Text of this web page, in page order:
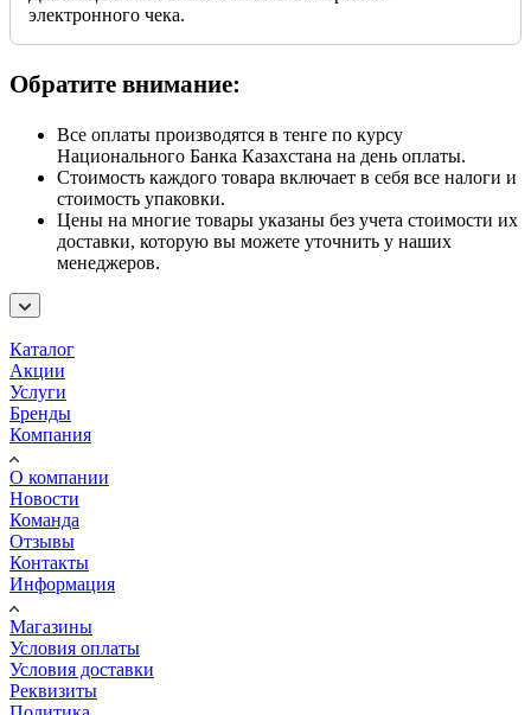
электронного чека.
Обратите внимание:
Все оплаты производятся в тенге по курсу
Национального Банка Казахстана на день оплаты.
Стоимость каждого товара включает в себя все налоги и
стоимость упаковки.
Цены на многие товары указаны без учета стоимости их
доставки, которую вы можете уточнить у наших
менеджеров.
Каталог
Акции
Услуги
Бренды
Компания
О компании
Новости
Команда
Отзывы
Контакты
Информация
Магазины
Условия оплаты
Условия доставки
Реквизиты